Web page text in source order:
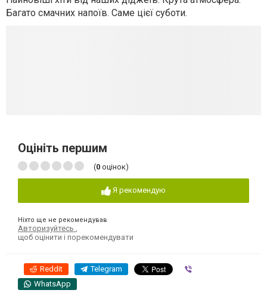
Багато смачних напоїв. Саме цієї суботи.
Оцініть першим
(0 оцінок)
Я рекомендую
Ніхто ще не рекомендував
Авторизуйтесь
щоб оцінити і порекомендувати
Reddit Telegram
WhatsApp